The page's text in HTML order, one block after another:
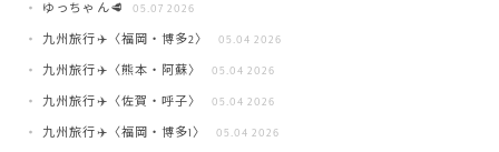
ゆっちゃん🥩 05.07 2026
九州旅行✈️〈福岡・博多2〉 05.04 2026
九州旅行✈️〈熊本・阿蘇〉 05.04 2026
九州旅行✈️〈佐賀・呼子〉 05.04 2026
九州旅行✈️〈福岡・博多1〉 05.04 2026